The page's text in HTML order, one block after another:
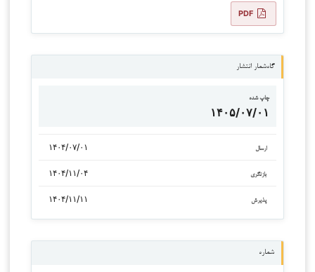
PDF
گاه‌شمار انتشار
چاپ شده
۱۴۰۵/۰۷/۰۱
ارسال ۱۴۰۴/۰۷/۰۱
بازنگری ۱۴۰۴/۱۱/۰۴
پذیرش ۱۴۰۴/۱۱/۱۱
شماره